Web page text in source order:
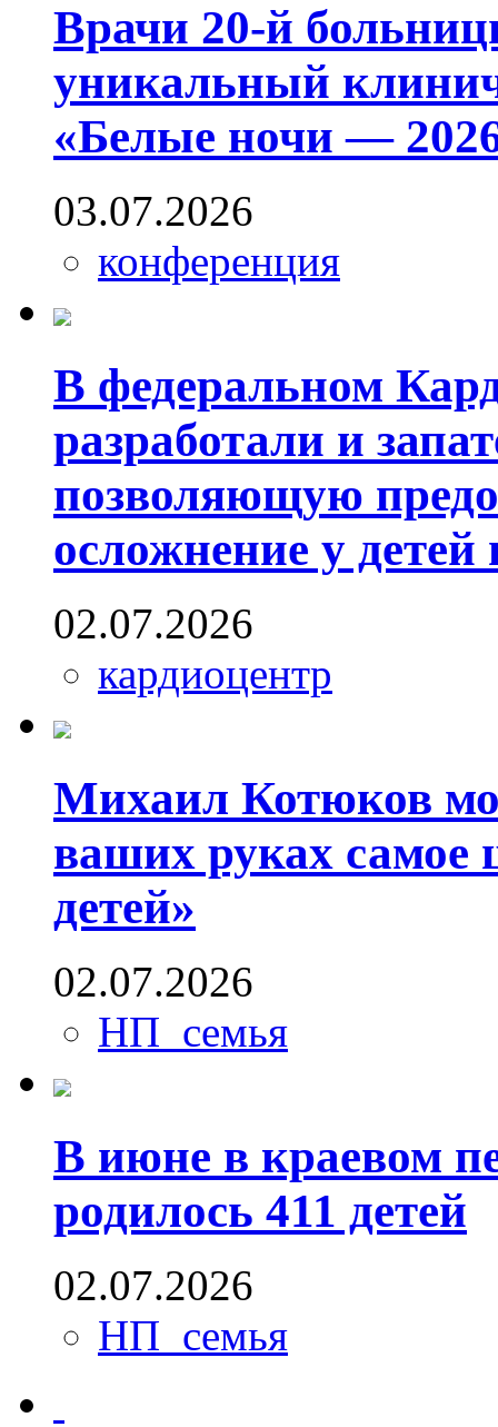
Врачи 20-й
уникальный
«Белые ночи —
03.07.2026
конференция
В федеральном
разработали и
позволяющую
осложнение у детей
02.07.2026
кардиоцентр
Михаил Котюков
ваших руках самое
детей»
02.07.2026
НП_семья
В июне в краевом
родилось 411 детей
02.07.2026
НП_семья